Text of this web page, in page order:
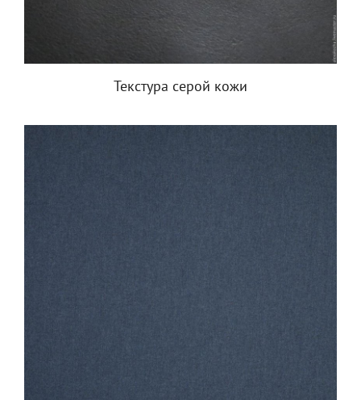
Текстура серой кожи